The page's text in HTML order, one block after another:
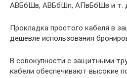
АВБбШв, АВБбШп, АПвБбШв и т.
Прокладка простого кабеля в
дешевле использования
В совокупности с защитными
кабели обеспечивают высокие